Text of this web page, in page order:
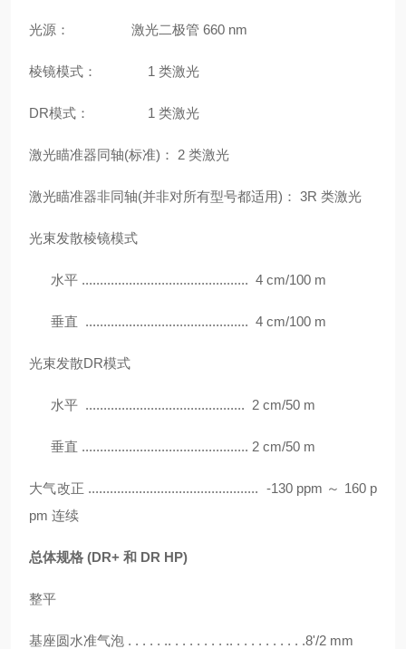
光源： 激光二极管 660 nm
棱镜模式： 1 类激光
DR模式： 1 类激光
激光瞄准器同轴(标准)： 2 类激光
激光瞄准器非同轴(并非对所有型号都适用)： 3R 类激光
光束发散棱镜模式
水平 .............................................. 4 cm/100 m
垂直 ............................................. 4 cm/100 m
光束发散DR模式
水平 ............................................ 2 cm/50 m
垂直 .............................................. 2 cm/50 m
大气改正 ............................................... -130 ppm ～ 160 p
pm 连续
总体规格 (DR+ 和 DR HP)
整平
基座圆水准气泡 . . . . . .. . . . . . . . .. . . . . . . . . . .8'/2 mm